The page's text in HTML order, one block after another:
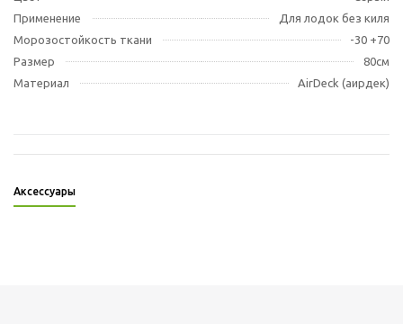
Применение
Для лодок без киля
Морозостойкость ткани
-30 +70
Размер
80см
Материал
AirDeck (аирдек)
Аксессуары